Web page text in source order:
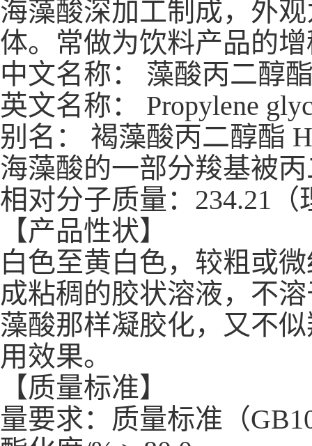
海藻酸深加工制成，外
体。常做为饮料产品的
中文名称：
藻酸丙二醇
英文名称：
Propylene
别名：
褐藻酸丙二醇酯
海藻酸的一部分羧基被
相对分子质量： 234.21
【产品性状】
白色至黄白色，较粗或
成粘稠的胶状溶液，不
藻酸那样凝胶化，又不
用效果。
【质量标准】
量要求：质量标准（